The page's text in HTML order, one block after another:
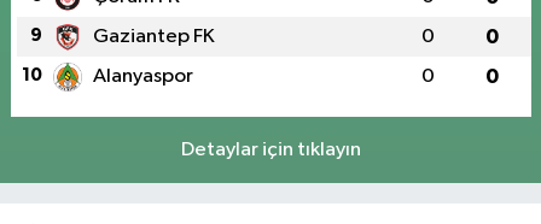
9 Gaziantep FK 0 0
10 Alanyaspor 0 0
Detaylar için tıklayın